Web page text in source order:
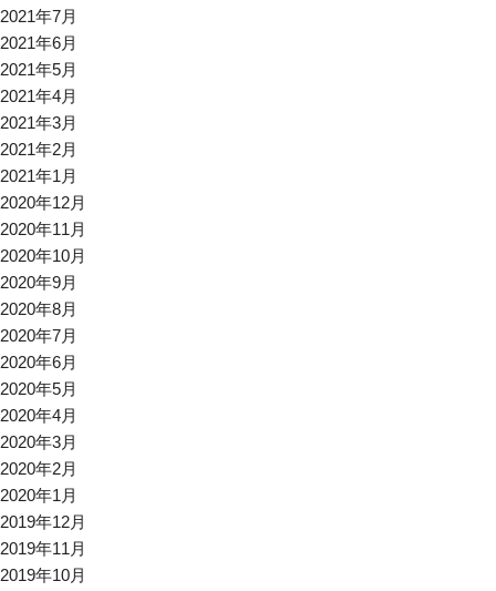
2021年7月
2021年6月
2021年5月
2021年4月
2021年3月
2021年2月
2021年1月
2020年12月
2020年11月
2020年10月
2020年9月
2020年8月
2020年7月
2020年6月
2020年5月
2020年4月
2020年3月
2020年2月
2020年1月
2019年12月
2019年11月
2019年10月